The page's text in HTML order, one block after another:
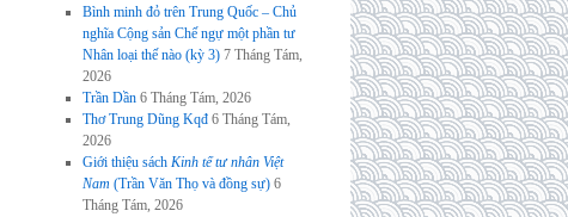
Bình minh đỏ trên Trung Quốc – Chủ
nghĩa Cộng sản Chế ngự một phần tư
Nhân loại thế nào (kỳ 3) 7 Tháng Tám,
2026
Trần Dần 6 Tháng Tám, 2026
Thơ Trung Dũng Kqđ 6 Tháng Tám,
2026
Giới thiệu sách Kinh tế tư nhân Việt
Nam (Trần Văn Thọ và đồng sự) 6
Tháng Tám, 2026